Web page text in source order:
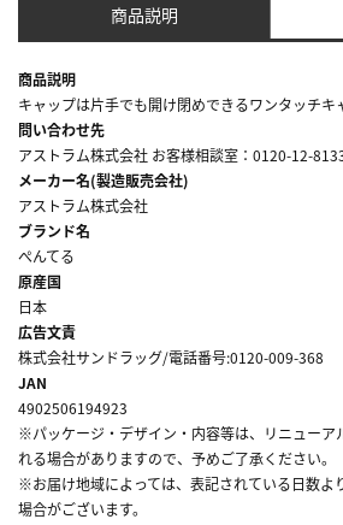
商品説明
商品説明
キャップは片手でも開け閉めできるワンタッチキ
問い合わせ先
アストラム株式会社 お客様相談室：0120-12-
メーカー名(製造販売会社)
アストラム株式会社
ブランド名
ぺんてる
原産国
日本
広告文責
株式会社サンドラッグ/電話番号:0120-009-368
JAN
4902506194923
※パッケージ・デザイン・内容等は、リニューア
れる場合がありますので、予めご了承ください。
※お届け地域によっては、表記されている日数よ
場合がございます。